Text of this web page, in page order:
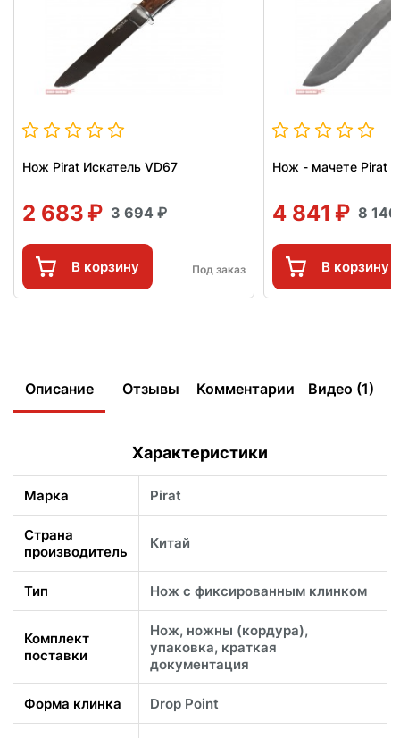
Нож Pirat Искатель VD67
2 683 3 694
В корзину Под заказ
Нож - мачете Pirat
4 841 8
В корзину
Описание Отзывы Комментарии Видео (1)
Характеристики
Марка Pirat
Страна
производитель
Китай
Тип Нож с фиксированным клинком
Комплект
поставки
Нож, ножны (кордура),
упаковка, краткая
документация
Форма клинка Drop Point